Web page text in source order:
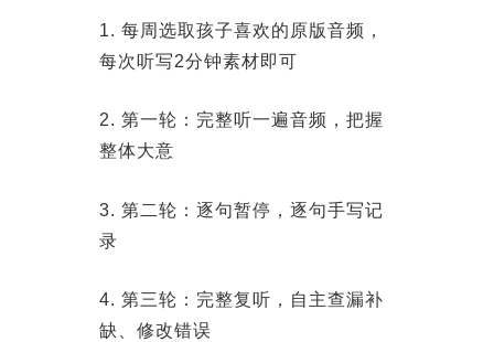
1. 每周选取孩子喜欢的原版音频，
每次听写2分钟素材即可
2. 第一轮：完整听一遍音频，把握
整体大意
3. 第二轮：逐句暂停，逐句手写记
录
4. 第三轮：完整复听，自主查漏补
缺、修改错误